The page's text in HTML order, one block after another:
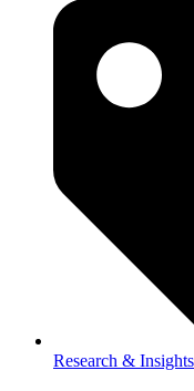
Research & Insights